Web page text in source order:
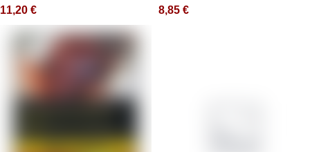
11,20 €
8,85 €